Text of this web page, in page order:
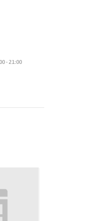
-21:00